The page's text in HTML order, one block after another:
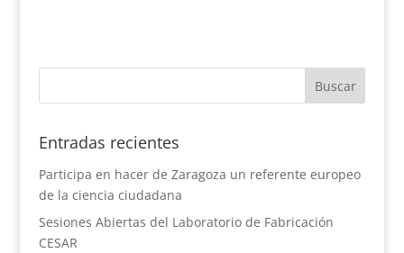
Entradas recientes
Participa en hacer de Zaragoza un referente europeo
de la ciencia ciudadana
Sesiones Abiertas del Laboratorio de Fabricación
CESAR